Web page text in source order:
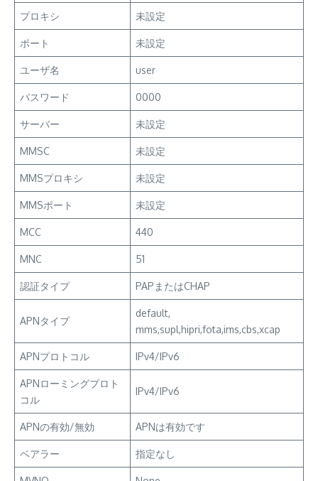
プロキシ 未設定
ポート 未設定
ユーザ名 user
パスワード 0000
サーバー 未設定
MMSC 未設定
MMSプロキシ 未設定
MMSポート 未設定
MCC 440
MNC 51
認証タイプ PAPまたはCHAP
APNタイプ
default,
mms,supl,hipri,fota,ims,cbs,xcap
APNプロトコル IPv4/IPv6
APNローミングプロト
コル
IPv4/IPv6
APNの有効/無効 APNは有効です
ベアラー 指定なし